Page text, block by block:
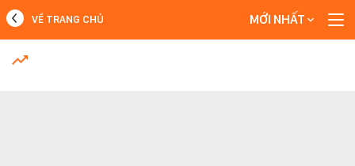
MỚI NHẤT
VỀ TRANG CHỦ MỚI NHẤT